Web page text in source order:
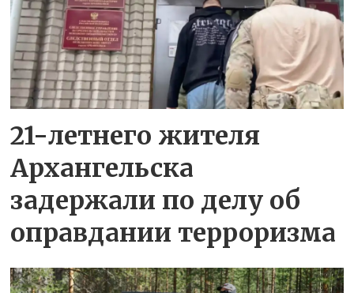
21-летнего жителя
Архангельска
задержали по делу об
оправдании терроризма